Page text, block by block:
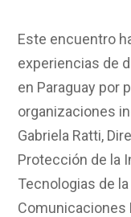
Este encuentro
experiencias de
en Paraguay por
organizaciones
Gabriela Ratti,
Protección de la
Tecnologias de
Comunicaciones